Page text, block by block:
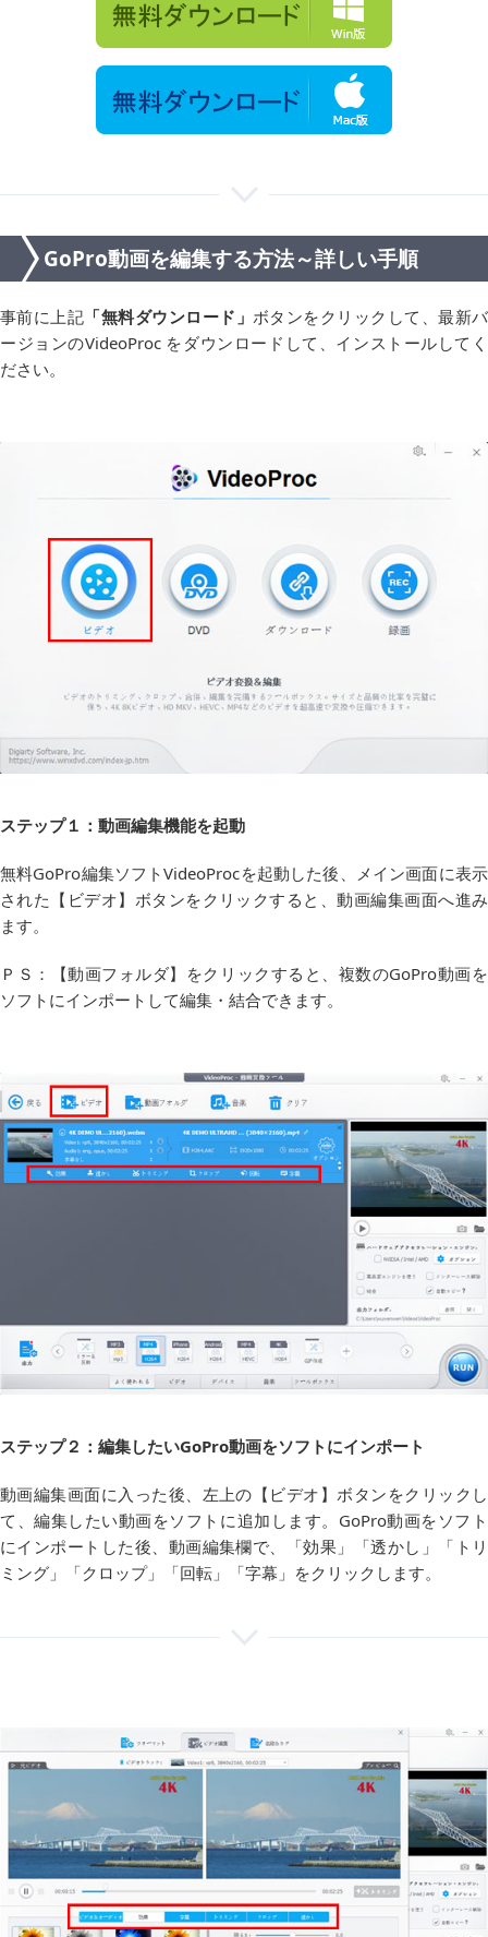
GoPro動画を編集する方法～詳しい手順
事前に上記 「無料ダウンロード」 ボタンをクリックして、最新バ
ージョンのVideoProc をダウンロードして、インストールしてく
ださい。
ステップ１：動画編集機能を起動
無料GoPro編集ソフトVideoProcを起動した後、メイン画面に表示
された【ビデオ】ボタンをクリックすると、動画編集画面へ進み
ます。
ＰＳ：【動画フォルダ】をクリックすると、複数のGoPro動画を
ソフトにインポートして編集・結合できます。
ステップ２：編集したいGoPro動画をソフトにインポート
動画編集画面に入った後、左上の【ビデオ】ボタンをクリックし
て、編集したい動画をソフトに追加します。GoPro動画をソフト
にインポートした後、動画編集欄で、「効果」「透かし」「トリ
ミング」「クロップ」「回転」「字幕」をクリックします。